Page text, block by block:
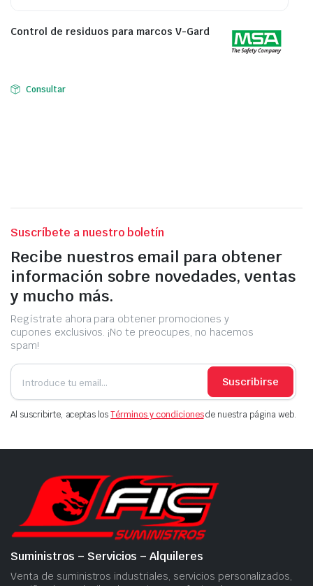
Control de residuos para marcos V-Gard
Consultar
Suscríbete a nuestro boletín
Recibe nuestros email para obtener
información sobre novedades, ventas
y mucho más.
Regístrate ahora para obtener promociones y
cupones exclusivos. ¡No te preocupes, no hacemos
spam!
Suscribirse
Al suscribirte, aceptas losTérminos y condicionesde nuestra página web.
Suministros – Servicios – Alquileres
Venta de suministros industriales, servicios personalizados,